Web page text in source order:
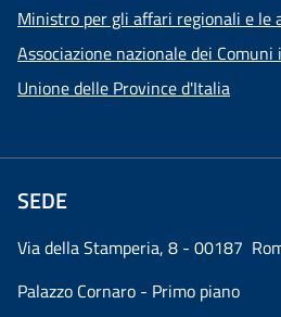
Ministro per gli affari regionali e le
Associazione nazionale dei
Unione delle Province d'Italia
SEDE
Via della Stamperia, 8 - 00187
Palazzo Cornaro - Primo piano